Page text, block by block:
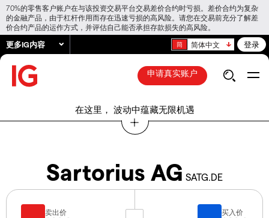
70%的零售客户账户在与该投资交易平台交易差价合约时亏损。差价合约为复杂
的金融产品，由于杠杆作用而存在迅速亏损的高风险。请您在交易前充分了解差
价合约产品的运作方式，并评估自己能否承担存款损失的高风险。
更多IG内容 简体中文 登录
申请真实账户
在这里， 波动中蕴藏无限机遇
Sartorius AG SATG.DE
卖出价 买入价